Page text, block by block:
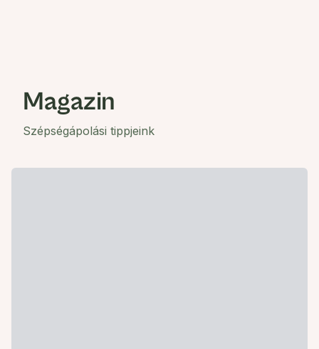
Magazin
Szépségápolási tippjeink